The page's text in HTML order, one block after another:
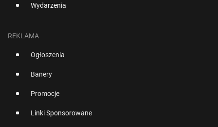
Wydarzenia
REKLAMA
Ogłoszenia
Banery
Promocje
Linki Sponsorowane